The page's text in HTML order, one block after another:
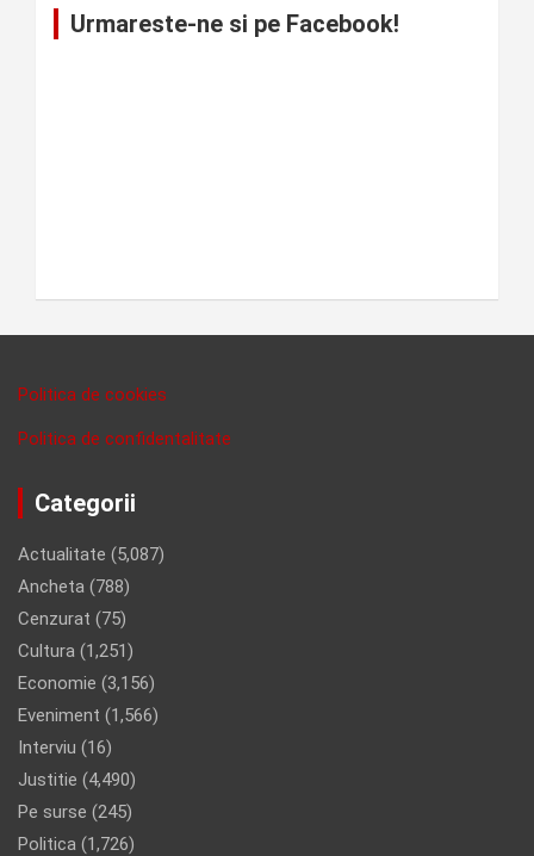
Urmareste-ne si pe Facebook!
Politica de cookies
Politica de confidentalitate
Categorii
Actualitate (5,087)
Ancheta (788)
Cenzurat (75)
Cultura (1,251)
Economie (3,156)
Eveniment (1,566)
Interviu (16)
Justitie (4,490)
Pe surse (245)
Politica (1,726)